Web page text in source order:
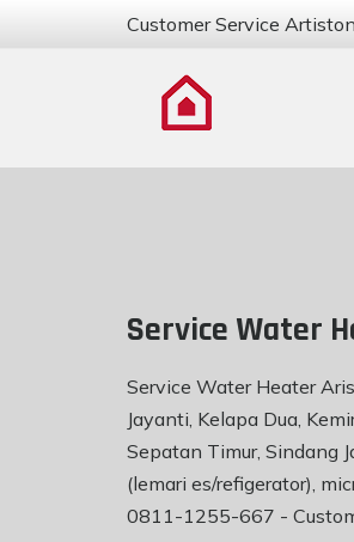
Customer Service Artiston
Service Water
Service Water Heater
Jayanti, Kelapa Dua,
Sepatan Timur, Sindang
(lemari es/refigerator),
0811-1255-667 -